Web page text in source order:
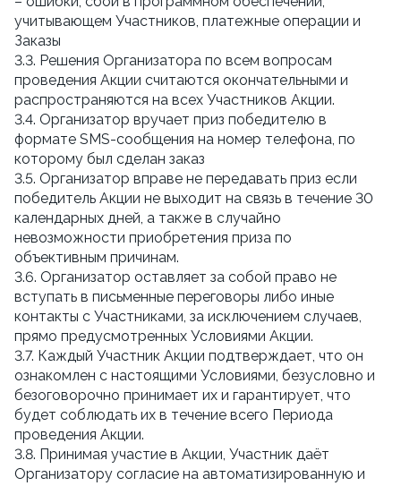
учитывающем Участников, платежные операции и
Заказы
3.3. Решения Организатора по всем вопросам
проведения Акции считаются окончательными и
распространяются на всех Участников Акции.
3.4. Организатор вручает приз победителю в
формате SMS-сообщения на номер телефона, по
которому был сделан заказ
3.5. Организатор вправе не передавать приз если
победитель Акции не выходит на связь в течение 30
календарных дней, а также в случайно
невозможности приобретения приза по
объективным причинам.
3.6. Организатор оставляет за собой право не
вступать в письменные переговоры либо иные
контакты с Участниками, за исключением случаев,
прямо предусмотренных Условиями Акции.
3.7. Каждый Участник Акции подтверждает, что он
ознакомлен с настоящими Условиями, безусловно и
безоговорочно принимает их и гарантирует, что
будет соблюдать их в течение всего Периода
проведения Акции.
3.8. Принимая участие в Акции, Участник даёт
Организатору согласие на автоматизированную и